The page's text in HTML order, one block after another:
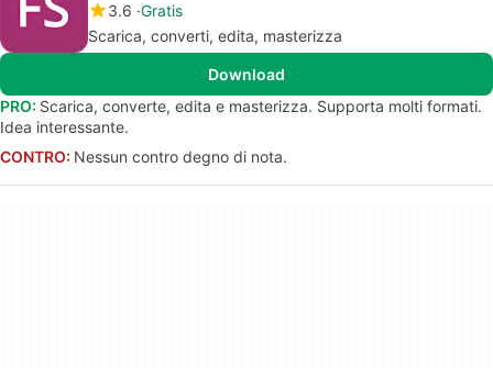
3.6 Gratis
Scarica, converti, edita, masterizza
Download
PRO: Scarica, converte, edita e masterizza. Supporta molti formati.
Idea interessante.
CONTRO: Nessun contro degno di nota.